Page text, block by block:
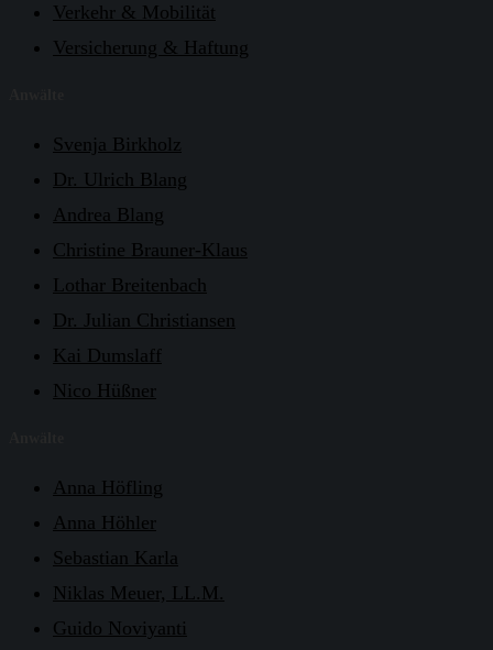
Verkehr & Mobilität
Versicherung & Haftung
Svenja Birkholz
Dr. Ulrich Blang
Andrea Blang
Christine Brauner-Klaus
Lothar Breitenbach
Dr. Julian Christiansen
Kai Dumslaff
Nico Hüßner
Anna Höfling
Anna Höhler
Sebastian Karla
Niklas Meuer, LL.M.
Guido Noviyanti